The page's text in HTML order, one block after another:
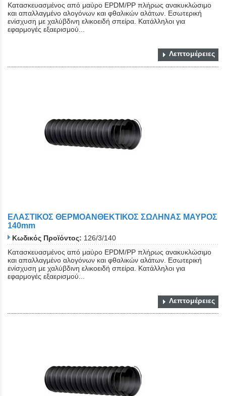
Κατασκευασμένος από μαύρο EPDM/PP πλήρως ανακυκλώσιμο
και απαλλαγμένο αλογόνων και φθαλικών αλάτων. Εσωτερική
ενίσχυση με χαλύβδινη ελικοειδή σπείρα. Κατάλληλοι για
εφαρμογές εξαερισμού...
Λεπτομέρειες
ΕΛΑΣΤΙΚΟΣ ΘΕΡΜΟΑΝΘΕΚΤΙΚΟΣ ΣΩΛΗΝΑΣ ΜΑΥΡΟΣ
140mm
Κωδικός Προϊόντος: 126/3/140
Κατασκευασμένος από μαύρο EPDM/PP πλήρως ανακυκλώσιμο
και απαλλαγμένο αλογόνων και φθαλικών αλάτων. Εσωτερική
ενίσχυση με χαλύβδινη ελικοειδή σπείρα. Κατάλληλοι για
εφαρμογές εξαερισμού...
Λεπτομέρειες